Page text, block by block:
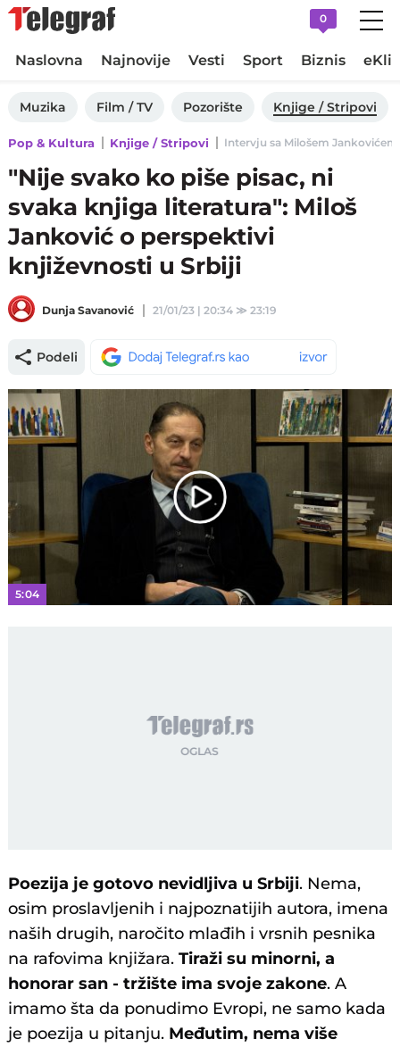
0
Naslovna Najnovije Vesti Sport Biznis
Muzika Film / TV Pozorište Knjige / Stripovi
Pop & Kultura Knjige / Stripovi Intervju sa Milošem
"Nije svako ko piše pisac, ni
svaka knjiga literatura": Miloš
Janković o perspektivi
književnosti u Srbiji
Dunja Savanović 21/01/23 | 20:34 ≫23:19
Podeli
Play
Video
5:04
Poezija je gotovo nevidljiva u Srbiji. Nema,
osim proslavljenih i najpoznatijih autora, imena
naših drugih, naročito mlađih i vrsnih pesnika
na rafovima knjižara. Tiraži su minorni, a
honorar san - tržište ima svoje zakone. A
imamo šta da ponudimo Evropi, ne samo kada
je poezija u pitanju. Međutim, nema više